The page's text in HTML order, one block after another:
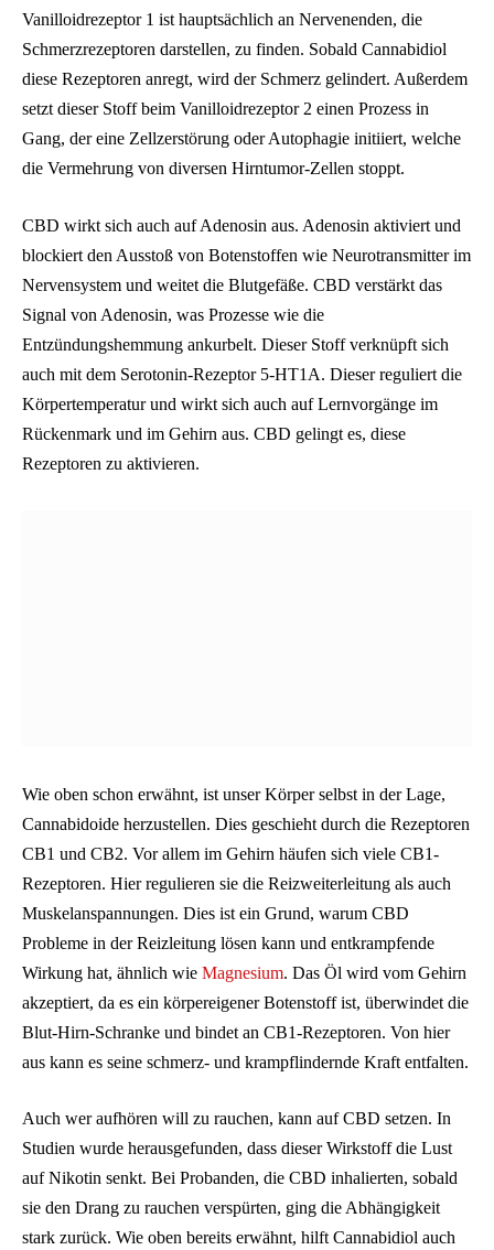
Vanilloidrezeptor 1 ist hauptsächlich an Nervenenden, die
Schmerzrezeptoren darstellen, zu finden. Sobald Cannabidiol
diese Rezeptoren anregt, wird der Schmerz gelindert. Außerdem
setzt dieser Stoff beim Vanilloidrezeptor 2 einen Prozess in
Gang, der eine Zellzerstörung oder Autophagie initiiert, welche
die Vermehrung von diversen Hirntumor-Zellen stoppt.
CBD wirkt sich auch auf Adenosin aus. Adenosin aktiviert und
blockiert den Ausstoß von Botenstoffen wie Neurotransmitter im
Nervensystem und weitet die Blutgefäße. CBD verstärkt das
Signal von Adenosin, was Prozesse wie die
Entzündungshemmung ankurbelt. Dieser Stoff verknüpft sich
auch mit dem Serotonin-Rezeptor 5-HT1A. Dieser reguliert die
Körpertemperatur und wirkt sich auch auf Lernvorgänge im
Rückenmark und im Gehirn aus. CBD gelingt es, diese
Rezeptoren zu aktivieren.
Wie oben schon erwähnt, ist unser Körper selbst in der Lage,
Cannabidoide herzustellen. Dies geschieht durch die Rezeptoren
CB1 und CB2. Vor allem im Gehirn häufen sich viele CB1-
Rezeptoren. Hier regulieren sie die Reizweiterleitung als auch
Muskelanspannungen. Dies ist ein Grund, warum CBD
Probleme in der Reizleitung lösen kann und entkrampfende
Wirkung hat, ähnlich wie Magnesium. Das Öl wird vom Gehirn
akzeptiert, da es ein körpereigener Botenstoff ist, überwindet die
Blut-Hirn-Schranke und bindet an CB1-Rezeptoren. Von hier
aus kann es seine schmerz- und krampflindernde Kraft entfalten.
Auch wer aufhören will zu rauchen, kann auf CBD setzen. In
Studien wurde herausgefunden, dass dieser Wirkstoff die Lust
auf Nikotin senkt. Bei Probanden, die CBD inhalierten, sobald
sie den Drang zu rauchen verspürten, ging die Abhängigkeit
stark zurück. Wie oben bereits erwähnt, hilft Cannabidiol auch